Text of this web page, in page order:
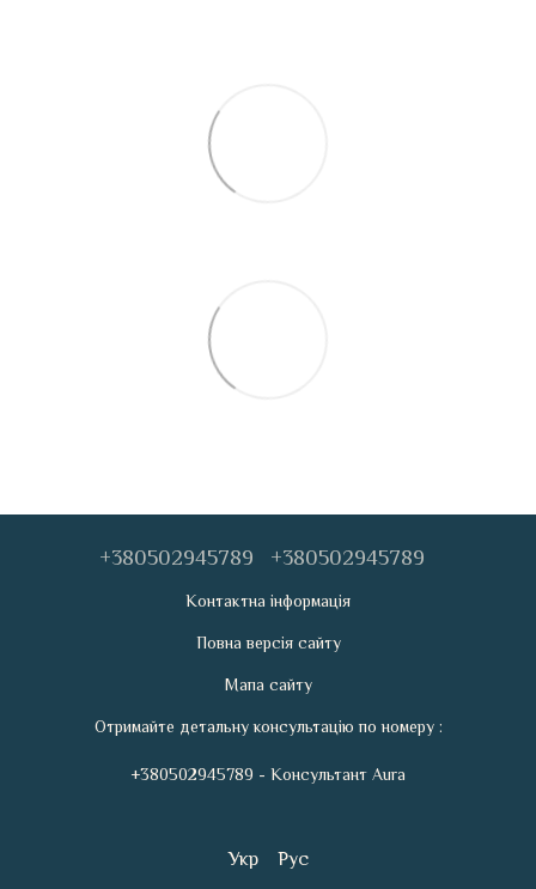
+380502945789 +380502945789
Контактна інформація
Повна версія сайту
Мапа сайту
Отримайте детальну консультацію по номеру :
+380502945789 - Консультант Aura
Укр Рус